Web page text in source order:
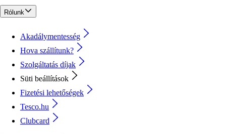
Rólunk
Akadálymentesség
Hova szállítunk?
Szolgáltatás díjak
Süti beállítások
Fizetési lehetőségek
Tesco.hu
Clubcard